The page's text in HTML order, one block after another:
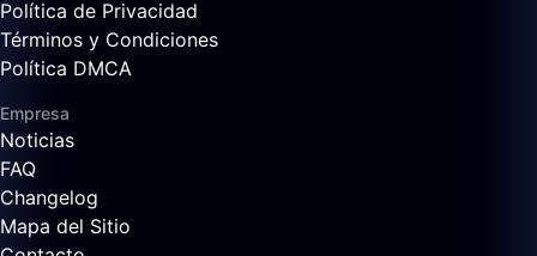
Política de Privacidad
Términos y Condiciones
Política DMCA
Empresa
Noticias
FAQ
Changelog
Mapa del Sitio